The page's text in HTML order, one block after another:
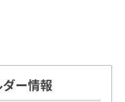
ー情報